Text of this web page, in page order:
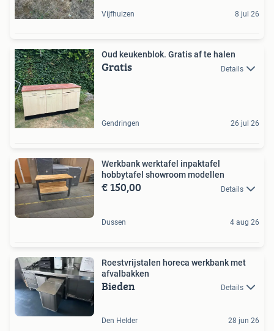
Vijfhuizen 8 jul 26
Oud keukenblok. Gratis af te halen
Gratis Details
Gendringen 26 jul 26
Werkbank werktafel inpaktafel
hobbytafel showroom modellen
€ 150,00 Details
Dussen 4 aug 26
Roestvrijstalen horeca werkbank met
afvalbakken
Bieden Details
Den Helder 28 jun 26